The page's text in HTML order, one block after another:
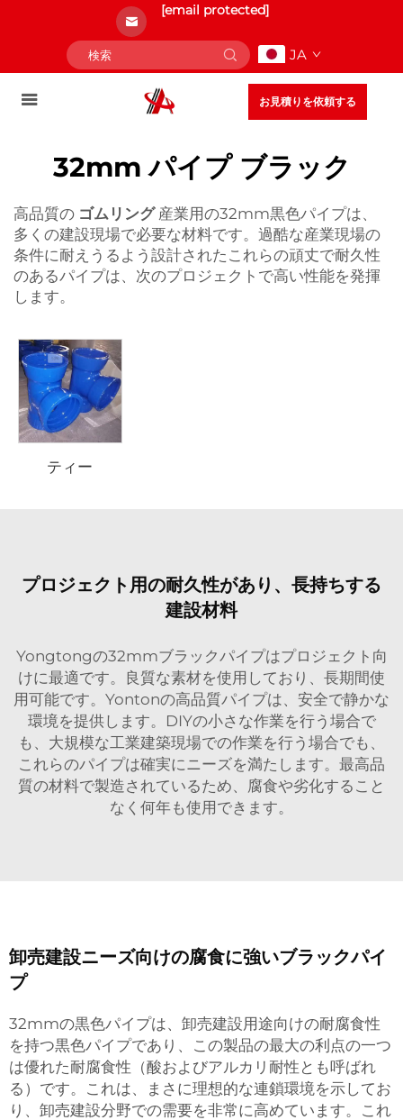
[email protected]
JA
お見積りを依頼する
32mm パイプ ブラック
高品質の ゴムリング 産業用の32mm黒色パイプは、
多くの建設現場で必要な材料です。過酷な産業現場の
条件に耐えうるよう設計されたこれらの頑丈で耐久性
のあるパイプは、次のプロジェクトで高い性能を発揮
します。
ティー
プロジェクト用の耐久性があり、長持ちする
建設材料
Yongtongの32mmブラックパイプはプロジェクト向
けに最適です。良質な素材を使用しており、長期間使
用可能です。Yontonの高品質パイプは、安全で静かな
環境を提供します。DIYの小さな作業を行う場合で
も、大規模な工業建築現場での作業を行う場合でも、
これらのパイプは確実にニーズを満たします。最高品
質の材料で製造されているため、腐食や劣化すること
なく何年も使用できます。
卸売建設ニーズ向けの腐食に強いブラックパイ
プ
32mmの黒色パイプは、卸売建設用途向けの耐腐食性
を持つ黒色パイプであり、この製品の最大の利点の一つ
は優れた耐腐食性（酸およびアルカリ耐性とも呼ばれ
る）です。これは、まさに理想的な連鎖環境を示してお
り、卸売建設分野での需要を非常に高めています。これ